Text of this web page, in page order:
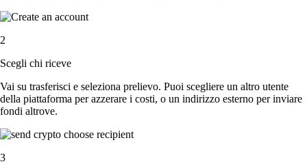
2
Scegli chi riceve
Vai su trasferisci e seleziona prelievo. Puoi scegliere un altro utente
della piattaforma per azzerare i costi, o un indirizzo esterno per inviare
fondi altrove.
3